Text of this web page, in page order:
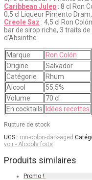
Caribbean Julep : 8 cl Ron
0,5 cl Liqueur Pimento
Creole Saz : 4,5 cl Ron
bar de sirop riche, 3 traits
d’Absinthe.
Marque
Ron Colón
Origine
Salvador
Catégorie
Rhum
Alcool
55,5%
Volume
70 cl
En cocktails
Idées recettes
Rupture de stock
UGS : ron-colon-dark-aged
voir - Alcools forts
Produits similaires
Promo !